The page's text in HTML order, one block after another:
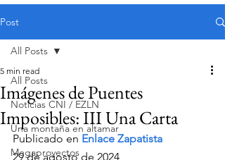
Post
All Posts
Noticias CNI / EZLN
Una montaña en altamar
Megaproyectos
All Posts
Imágenes de Puentes
Imposibles: III Una Carta
5 min read
Publicado en Enlace Zapatista
29 de agosto de 2024